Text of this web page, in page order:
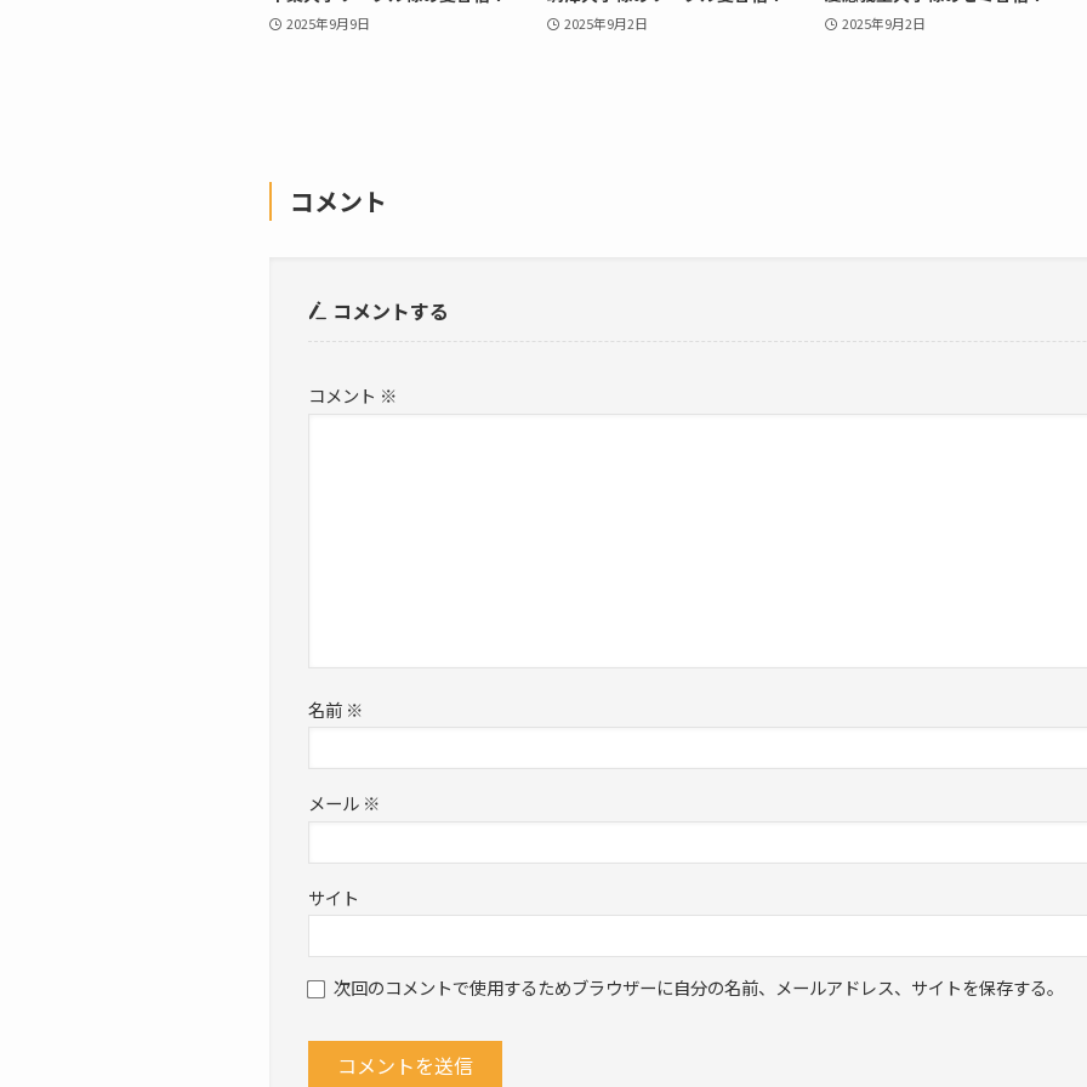
2025年9月9日 2025年9月2日 2025年9月2日
コメント
コメントする
コメント ※
名前 ※
メール ※
サイト
次回のコメントで使用するためブラウザーに自分の名前、メールアドレス、サイトを保存する。